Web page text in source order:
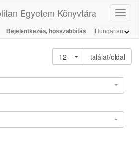
Egyetem Könyvtára
Bejelentkezés, hosszabbítás
12
találat/oldal